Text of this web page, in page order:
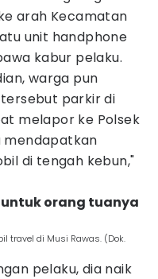
arah Kecamatan
unit handphone
kabur pelaku.
warga pun
parkir di
melapor ke Polsek
mendapatkan
di tengah kebun,"
untuk orang tuanya
travel di Musi Rawas. (Dok.
pelaku, dia naik